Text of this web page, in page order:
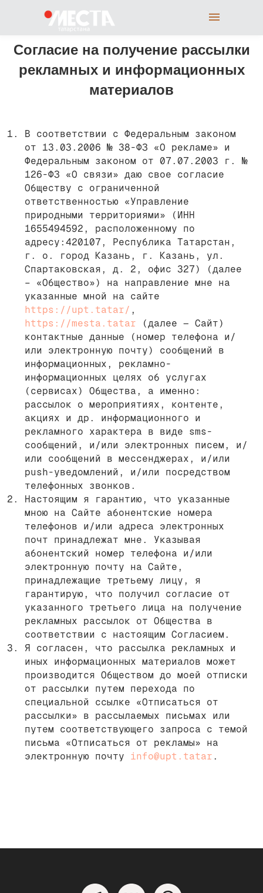
Согласие на получение рассылки
рекламных и информационных
материалов
В соответствии с Федеральным законом
от 13.03.2006 № 38-ФЗ «О рекламе» и
Федеральным законом от 07.07.2003 г. №
126-ФЗ «О связи» даю свое согласие
Обществу с ограниченной
ответственностью «Управление
природными территориями» (ИНН
1655494592, расположенному по
адресу:420107, Республика Татарстан,
г. о. город Казань, г. Казань, ул.
Спартаковская, д. 2, офис 327) (далее
– «Общество») на направление мне на
указанные мной на сайте
https://upt.tatar/ ,
https://mesta.tatar (далее — Сайт)
контактные данные (номер телефона и/
или электронную почту) сообщений в
информационных, рекламно-
информационных целях об услугах
(сервисах) Общества, а именно:
рассылок о мероприятиях, контенте,
акциях и др. информационного и
рекламного характера в виде sms-
сообщений, и/или электронных писем, и/
или сообщений в мессенджерах, и/или
push-уведомлений, и/или посредством
телефонных звонков.
Настоящим я гарантию, что указанные
мною на Сайте абонентские номера
телефонов и/или адреса электронных
почт принадлежат мне. Указывая
абонентский номер телефона и/или
электронную почту на Сайте,
принадлежащие третьему лицу, я
гарантирую, что получил согласие от
указанного третьего лица на получение
рекламных рассылок от Общества в
соответствии с настоящим Согласием.
Я согласен, что рассылка рекламных и
иных информационных материалов может
производится Обществом до моей отписки
от рассылки путем перехода по
специальной ссылке «Отписаться от
рассылки» в рассылаемых письмах или
путем соответствующего запроса с темой
письма «Отписаться от рекламы» на
электронную почту info@upt.tatar .